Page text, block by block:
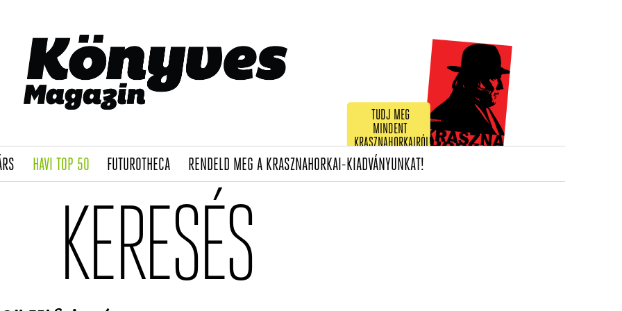
TUDJ MEG
MINDENT
KRASZNAHORKAIRÓL!
(CURRENT)
HAVI TOP 50(CURRENT)
FUTUROTHECA(CURRENT)
RENDELD MEG A KRASZNAHORKAI-KIADVÁNYUNKAT!(CURRENT)
KERESÉS